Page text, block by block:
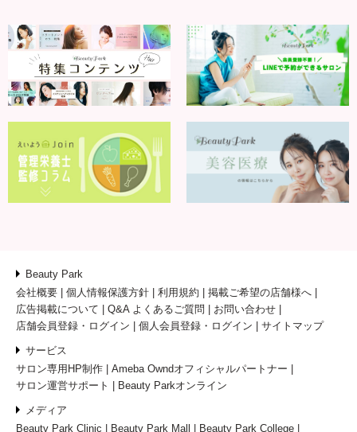
Beauty Park
会社概要
個人情報保護方針 利用規約
掲載ご希望の店舗様へ
広告掲載について
Q&A よくあるご質問
お問い合わせ
店舗会員登録・ログイン
個人会員登録・ログイン サイトマップ
サービス
サロン専用HP制作
Ameba Owndオフィシャルパートナー
サロン運営サポート
Beauty Parkオンライン
メディア
Beauty Park Clinic
Beauty Park Mall Beauty Park College